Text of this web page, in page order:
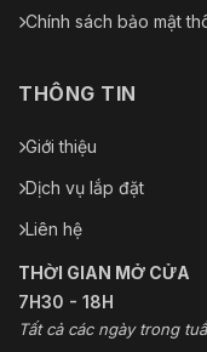
Chính sách bảo mật
THÔNG TIN
Giới thiệu
Dịch vụ lắp đặt
Liên hệ
THỜI GIAN MỞ CỬA
7H30 - 18H
Tất cả các ngày trong